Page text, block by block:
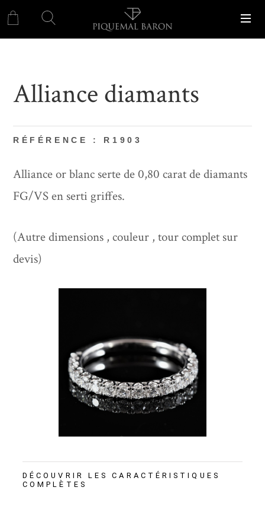
Alliance diamants
RÉFÉRENCE : R1903
Alliance or blanc serte de 0,80 carat de diamants
FG/VS en serti griffes.
(Autre dimensions , couleur , tour complet sur
devis)
DÉCOUVRIR LES CARACTÉRISTIQUES
COMPLÈTES